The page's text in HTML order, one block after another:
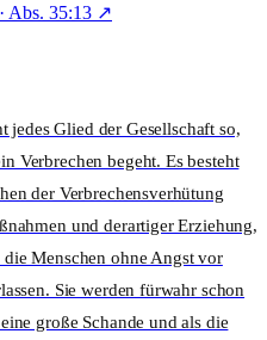
· Abs. 35:13 ↗
Glied der Gesellschaft so,
Verbrechen begeht. Es besteht
der Verbrechensverhütung
und derartiger Erziehung,
Menschen ohne Angst vor
Sie werden fürwahr schon
große Schande und als die